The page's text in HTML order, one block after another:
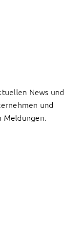
News und
und
Meldungen.